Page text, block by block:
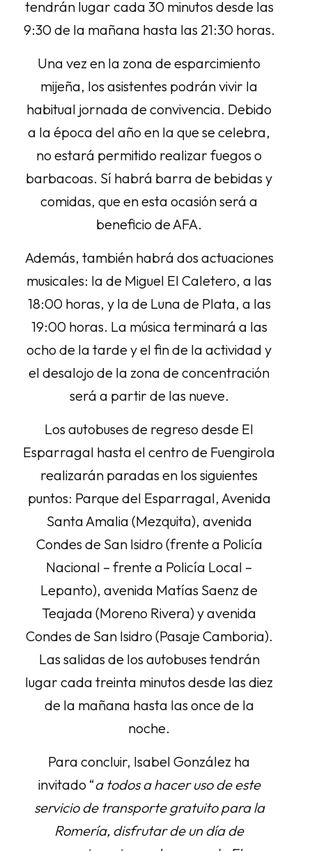
tendrán lugar cada 30 minutos desde las
9:30 de la mañana hasta las 21:30 horas.
Una vez en la zona de esparcimiento
mijeña, los asistentes podrán vivir la
habitual jornada de convivencia. Debido
a la época del año en la que se celebra,
no estará permitido realizar fuegos o
barbacoas. Sí habrá barra de bebidas y
comidas, que en esta ocasión será a
beneficio de AFA.
Además, también habrá dos actuaciones
musicales: la de Miguel El Caletero, a las
18:00 horas, y la de Luna de Plata, a las
19:00 horas. La música terminará a las
ocho de la tarde y el fin de la actividad y
el desalojo de la zona de concentración
será a partir de las nueve.
Los autobuses de regreso desde El
Esparragal hasta el centro de Fuengirola
realizarán paradas en los siguientes
puntos: Parque del Esparragal, Avenida
Santa Amalia (Mezquita), avenida
Condes de San Isidro (frente a Policía
Nacional – frente a Policía Local –
Lepanto), avenida Matías Saenz de
Teajada (Moreno Rivera) y avenida
Condes de San Isidro (Pasaje Camboria).
Las salidas de los autobuses tendrán
lugar cada treinta minutos desde las diez
de la mañana hasta las once de la
noche.
Para concluir, Isabel González ha
invitado “a todos a hacer uso de este
servicio de transporte gratuito para la
Romería, disfrutar de un día de